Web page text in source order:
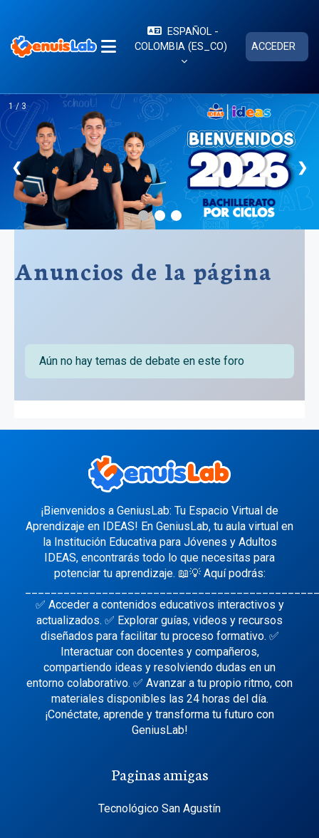
PANEL LATERAL
ESPAÑOL -
COLOMBIA ‎(ES_CO)‎
ACCEDER
1 / 3
❮ ❯
Anuncios de la página
Aún no hay temas de debate en este foro
¡Bienvenidos a GeniusLab: Tu Espacio Virtual de
Aprendizaje en IDEAS! En GeniusLab, tu aula virtual en
la Institución Educativa para Jóvenes y Adultos
IDEAS, encontrarás todo lo que necesitas para
potenciar tu aprendizaje. 📖💡 Aquí podrás:
✅ Acceder a contenidos educativos interactivos y
actualizados. ✅ Explorar guías, videos y recursos
diseñados para facilitar tu proceso formativo. ✅
Interactuar con docentes y compañeros,
compartiendo ideas y resolviendo dudas en un
entorno colaborativo. ✅ Avanzar a tu propio ritmo, con
materiales disponibles las 24 horas del día.
¡Conéctate, aprende y transforma tu futuro con
GeniusLab!
Paginas amigas
Tecnológico San Agustín